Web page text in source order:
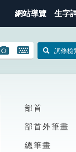
網站導覽 生字
圖
搜
開
鍵
示
詞條檢
部首
部首外筆畫
總筆畫